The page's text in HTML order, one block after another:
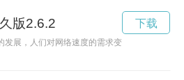
版2.6.2
发展，人们对网络速度的需求变得越来越迫切
下载